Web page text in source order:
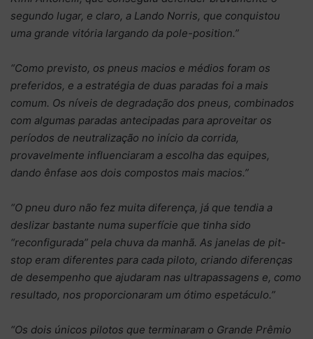
segundo lugar, e claro, a Lando Norris, que conquistou
uma grande vitória largando da pole-position.”
“Como previsto, os pneus macios e médios foram os
preferidos, e a estratégia de duas paradas foi a mais
comum. Os níveis de degradação dos pneus, combinados
com algumas paradas antecipadas para aproveitar os
períodos de neutralização no início da corrida,
provavelmente influenciaram a escolha das equipes,
dando ênfase aos dois compostos mais macios.”
“O pneu duro não fez muita diferença, já que tendia a
deslizar bastante numa superfície que tinha sido
“reconfigurada” pela chuva da manhã. As janelas de pit-
stop eram diferentes para cada piloto, criando diferenças
de desempenho que ajudaram nas ultrapassagens e, como
resultado, nos proporcionaram um ótimo espetáculo.”
“Os dois únicos pilotos que terminaram o Grande Prêmio